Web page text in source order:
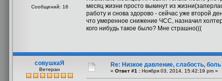
Сообщений: 16
месяц жизни просто выкинут из
работу и снова здорово - сейчас уже второй
что умеренное снижение ЧСС, назначил
кого нибудь такое было? Мне страшно(((
совушкаЯ
Ветеран
Re: Низкое давление, слабость,
« Ответ #1 : Ноября 03, 2014, 15:42:19 pm »